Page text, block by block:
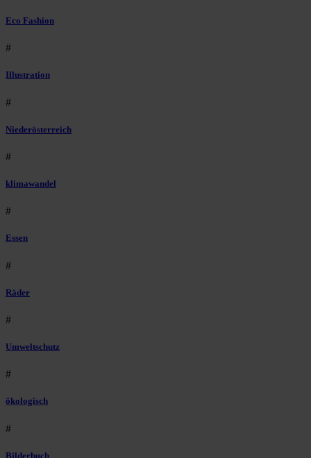
Eco Fashion
#
Illustration
#
Niederösterreich
#
klimawandel
#
Essen
#
Räder
#
Umweltschutz
#
ökologisch
#
Bilderbuch